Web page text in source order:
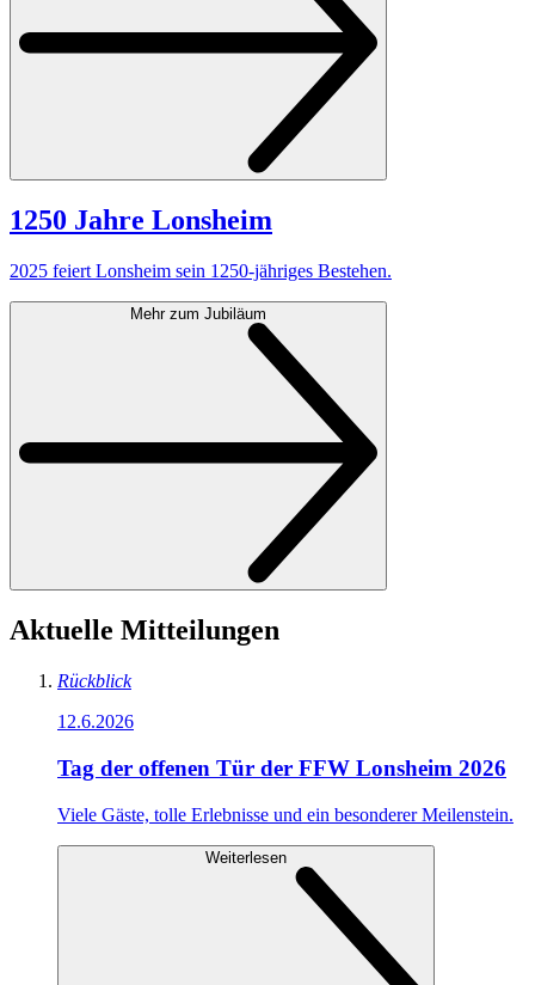
1250 Jahre Lonsheim
2025 feiert Lonsheim sein 1250-jähriges Bestehen.
Mehr zum Jubiläum
Aktuelle Mitteilungen
Rückblick
12.6.2026
Tag der offenen Tür der FFW Lonsheim 2026
Viele Gäste, tolle Erlebnisse und ein besonderer Meilenstein.
Weiterlesen